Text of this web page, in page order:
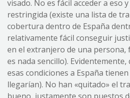
visado. No es fácil acceder a eso
restringida (existe una lista de
cobertura dentro de España
relativamente fácil conseguir
en el extranjero de una persona,
es nada sencillo).
esas condiciones a España
llegarían). No han «quitado» el